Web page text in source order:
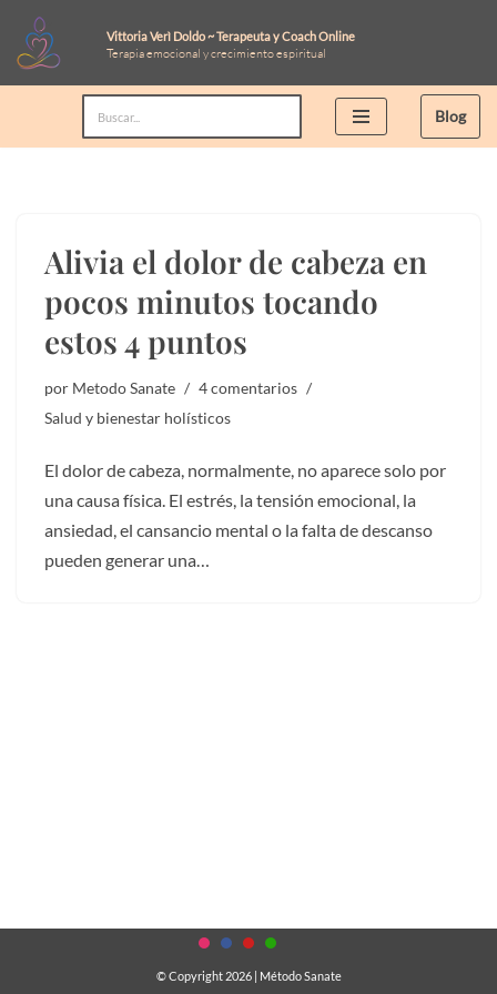
Saltar
al
Vittoria Verì Doldo ~ Terapeuta y Coach Online
Terapia emocional y crecimiento espiritual
Blog
Alivia el dolor de cabeza en
pocos minutos tocando
estos 4 puntos
por Metodo Sanate
4 comentarios
Salud y bienestar holísticos
El dolor de cabeza, normalmente, no aparece solo por
una causa física. El estrés, la tensión emocional, la
ansiedad, el cansancio mental o la falta de descanso
pueden generar una…
© Copyright 2026| Método Sanate